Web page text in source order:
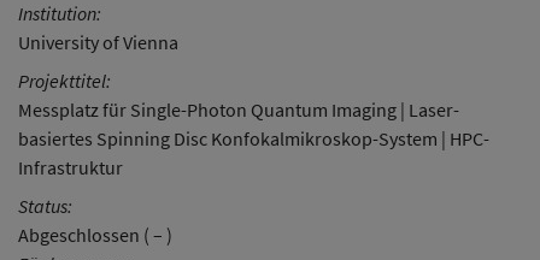
Institution:
University of Vienna
Projekttitel:
Messplatz für Single-Photon Quantum Imaging | Laser-
basiertes Spinning Disc Konfokalmikroskop-System | HPC-
Infrastruktur
Status:
Abgeschlossen ( – )